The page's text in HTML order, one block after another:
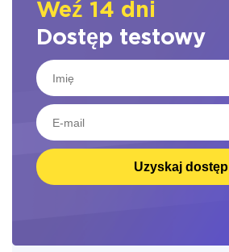
Weź 14 dni
Dostęp testowy
Uzyskaj dostęp